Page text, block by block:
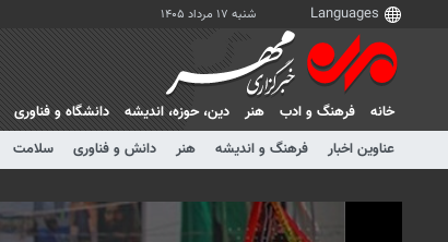
شنبه ۱۷ مرداد ۱۴۰۵
خانه فرهنگ و ادب هنر دين، حوزه، انديشه دانشگاه و فناوری
عناوین اخبار
فرهنگ و اندیشه هنر دانش و فناوری سلامت